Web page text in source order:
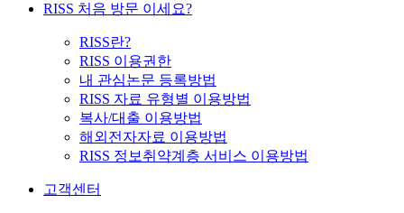
RISS 처음 방문 이세요?
RISS란?
RISS 이용권한
내 관심논문 등록방법
RISS 자료 유형별 이용방법
복사/대출 이용방법
해외전자자료 이용방법
RISS 정보취약계층 서비스 이용방법
고객센터